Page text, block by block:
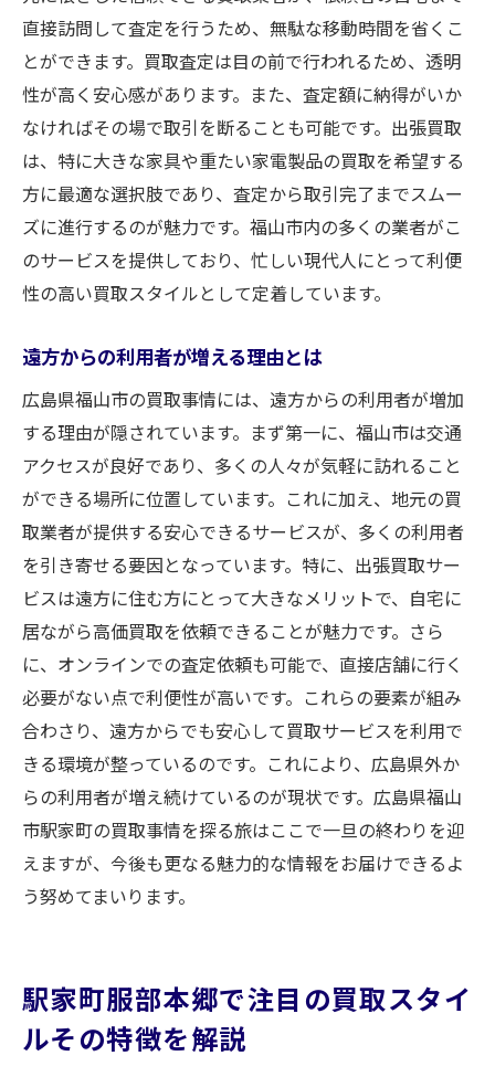
直接訪問して査定を行うため、無駄な移動時間を省くこ
とができます。買取査定は目の前で行われるため、透明
性が高く安心感があります。また、査定額に納得がいか
なければその場で取引を断ることも可能です。出張買取
は、特に大きな家具や重たい家電製品の買取を希望する
方に最適な選択肢であり、査定から取引完了までスムー
ズに進行するのが魅力です。福山市内の多くの業者がこ
のサービスを提供しており、忙しい現代人にとって利便
性の高い買取スタイルとして定着しています。
遠方からの利用者が増える理由とは
広島県福山市の買取事情には、遠方からの利用者が増加
する理由が隠されています。まず第一に、福山市は交通
アクセスが良好であり、多くの人々が気軽に訪れること
ができる場所に位置しています。これに加え、地元の買
取業者が提供する安心できるサービスが、多くの利用者
を引き寄せる要因となっています。特に、出張買取サー
ビスは遠方に住む方にとって大きなメリットで、自宅に
居ながら高価買取を依頼できることが魅力です。さら
に、オンラインでの査定依頼も可能で、直接店舗に行く
必要がない点で利便性が高いです。これらの要素が組み
合わさり、遠方からでも安心して買取サービスを利用で
きる環境が整っているのです。これにより、広島県外か
らの利用者が増え続けているのが現状です。広島県福山
市駅家町の買取事情を探る旅はここで一旦の終わりを迎
えますが、今後も更なる魅力的な情報をお届けできるよ
う努めてまいります。
駅家町服部本郷で注目の買取スタイ
ルその特徴を解説